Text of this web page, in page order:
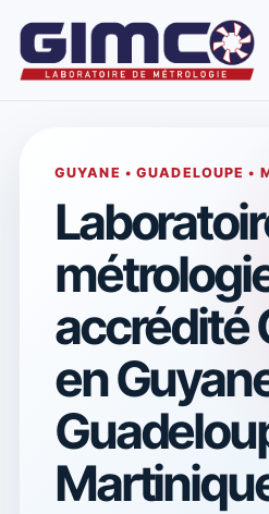
GUYANE • GUADELOUPE •
accrédité
en